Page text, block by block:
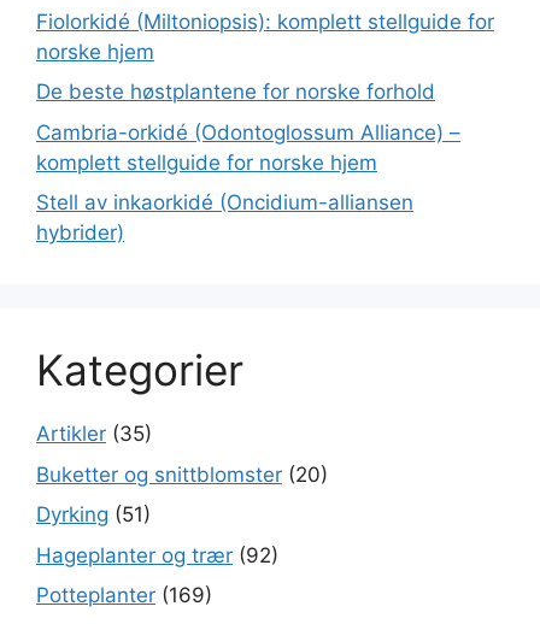
Fiolorkidé (Miltoniopsis): komplett stellguide for
norske hjem
De beste høstplantene for norske forhold
Cambria-orkidé (Odontoglossum Alliance) –
komplett stellguide for norske hjem
Stell av inkaorkidé (Oncidium-alliansen
hybrider)
Kategorier
Artikler (35)
Buketter og snittblomster (20)
Dyrking (51)
Hageplanter og trær (92)
Potteplanter (169)